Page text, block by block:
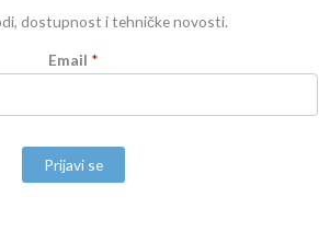
dostupnost i tehničke novosti.
Email *
Prijavi se